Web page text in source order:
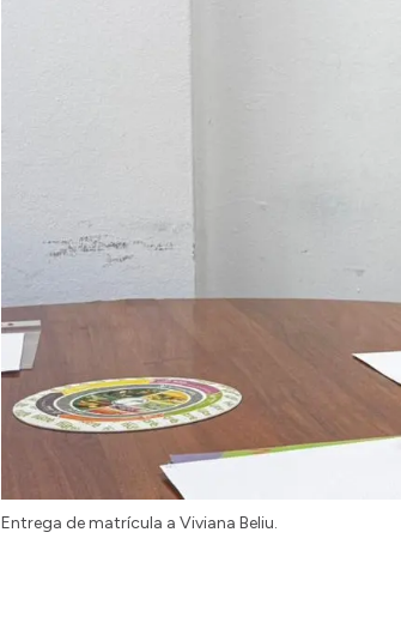
Entrega de matrícula a Viviana Beliu.